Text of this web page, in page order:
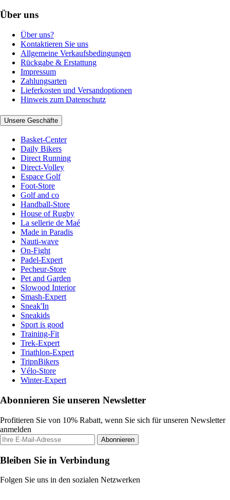
Über uns
Über uns?
Kontaktieren Sie uns
Allgemeine Verkaufsbedingungen
Rückgabe & Erstattung
Impressum
Zahlungsarten
Lieferkosten und Versandoptionen
Hinweis zum Datenschutz
Unsere Geschäfte
Basket-Center
Daily Bikers
Direct Running
Direct-Volley
Espace Golf
Foot-Store
Golf and co
Handball-Store
House of Rugby
La sellerie de Maé
Made in Paradis
Nauti-wave
On-Fight
Padel-Expert
Pecheur-Store
Pet and Garden
Slowood Interior
Smash-Expert
Sneak'In
Sneakids
Sport is good
Training-Fit
Trek-Expert
Triathlon-Expert
TripnBikers
Vélo-Store
Winter-Expert
Abonnieren Sie unseren Newsletter
Profitieren Sie von 10% Rabatt, wenn Sie sich für unseren Newsletter
anmelden
Abonnieren
Bleiben Sie in Verbindung
Folgen Sie uns in den sozialen Netzwerken